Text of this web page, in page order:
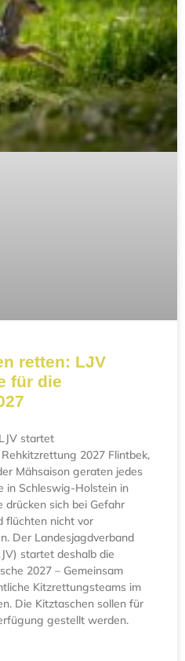
retten: LJV
für die
startet
2027 Flintbek,
Mähsaison geraten jedes
in Schleswig-Holstein in
drücken sich bei Gefahr
flüchten nicht vor
Der Landesjagdverband
startet deshalb die
2027 – Gemeinsam
Kitzrettungsteams im
Die Kitztaschen sollen für
gestellt werden.